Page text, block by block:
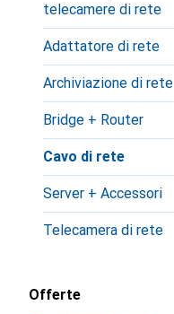
telecamere di rete
Adattatore di rete
Archiviazione di rete
Bridge + Router
Cavo di rete
Server + Accessori
Telecamera di rete
Offerte